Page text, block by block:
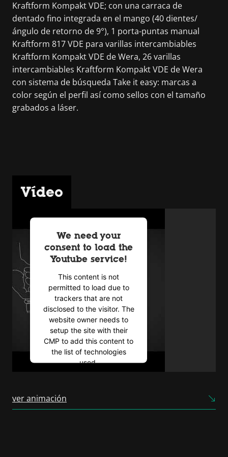
Kraftform Kompakt VDE; con una carraca de
dentado fino integrada en el mango (40 dientes/
ángulo de retorno de 9°), 1 porta-puntas manual
Kraftform 817 VDE para varillas intercambiables
Kraftform Kompakt VDE de Wera, 26 varillas
intercambiables Kraftform Kompakt VDE de Wera
con sistema de búsqueda Take it easy: marcas a
color según el perfil así como sellos con el tamaño
grabados a láser.
Vídeo
We need your
consent to load the
Youtube service!
This content is not
permitted to load due to
trackers that are not
disclosed to the visitor. The
website owner needs to
setup the site with their
CMP to add this content to
the list of technologies
used.
Consent Management
ver animación